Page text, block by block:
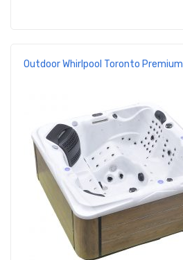
Outdoor Whirlpool Toronto Premium